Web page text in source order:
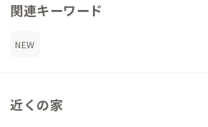
関連キーワード
NEW
近くの家